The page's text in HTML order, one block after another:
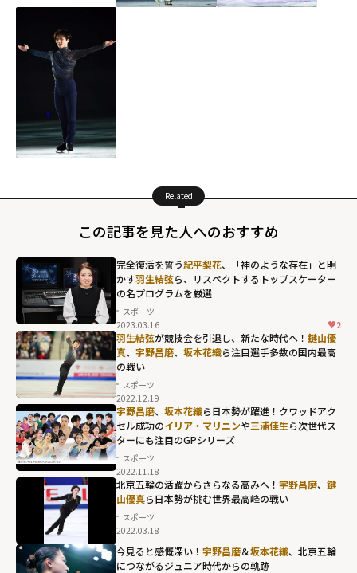
Related
この記事を見た人へのおすすめ
完全復活を誓う紀平梨花、「神のような存在」と明
かす羽生結弦ら、リスペクトするトップスケーター
の名プログラムを厳選
スポーツ
2023.03.16
2
羽生結弦が競技会を引退し、新たな時代へ！ 鍵山優
真、 宇野昌磨、 坂本花織ら注目選手多数の国内最高
の戦い
スポーツ
2022.12.19
宇野昌磨、 坂本花織ら日本勢が躍進！クワッドアク
セル成功のイリア・マリニンや三浦佳生ら次世代ス
ターにも注目のGPシリーズ
スポーツ
2022.11.18
北京五輪の活躍からさらなる高みへ！ 宇野昌磨、 鍵
山優真ら日本勢が挑む世界最高峰の戦い
スポーツ
2022.03.18
今見ると感慨深い！ 宇野昌磨＆坂本花織、北京五輪
につながるジュニア時代からの軌跡